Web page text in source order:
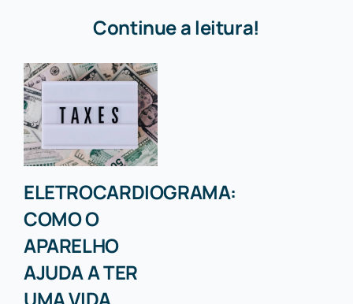
Continue a leitura!
ELETROCARDIOGRAMA:
COMO O
APARELHO
AJUDA A TER